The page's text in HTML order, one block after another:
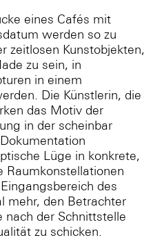
eines Cafés mit
werden so zu
zeitlosen Kunstobjekten,
zu sein, in
in einem
Die Künstlerin, die
das Motiv der
in der scheinbar
Lüge in konkrete,
Raumkonstellationen
des
mehr, den Betrachter
nach der Schnittstelle
zu schicken.